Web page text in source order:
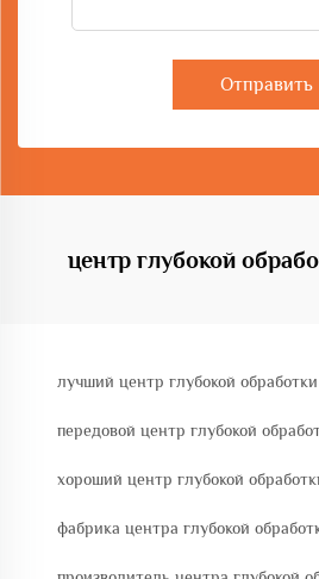
Отправить
центр глубокой
лучший центр глубокой
передовой центр глубокой
хороший центр глубокой
фабрика центра глубокой